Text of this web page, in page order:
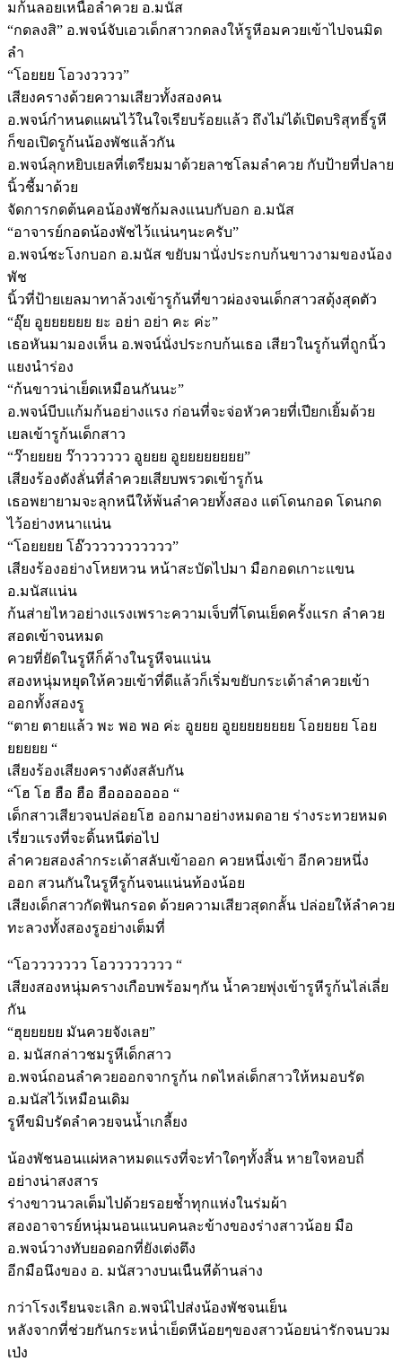
มก้นลอยเหนือลำควย อ.มนัส
“กดลงสิ” อ.พจน์จับเอวเด็กสาวกดลงให้รูหีอมควยเข้าไปจนมิด
ลำ
“โอยยย โอวงวววว”
เสียงครางด้วยความเสียวทั้งสองคน
อ.พจน์กำหนดแผนไว้ในใจเรียบร้อยแล้ว ถึงไม่ได้เปิดบริสุทธิ์รูหี
ก็ขอเปิดรูก้นน้องพัชแล้วกัน
อ.พจน์ลุกหยิบเยลที่เตรียมมาด้วยลาชโลมลำควย กับป้ายที่ปลาย
นิ้วชี้มาด้วย
จัดการกดต้นคอน้องพัชก้มลงแนบกับอก อ.มนัส
“อาจารย์กอดน้องพัชไว้แน่นๆนะครับ”
อ.พจน์ชะโงกบอก อ.มนัส ขยับมานั่งประกบก้นขาวงามของน้อง
พัช
นิ้วที่ป้ายเยลมาทาล้วงเข้ารูก้นที่ขาวผ่องจนเด็กสาวสดุ้งสุดตัว
“อุ๊ย อูยยยยยย ยะ อย่า อย่า คะ ค่ะ”
เธอหันมามองเห็น อ.พจน์นั่งประกบก้นเธอ เสียวในรูก้นที่ถูกนิ้ว
แยงนำร่อง
“ก้นขาวน่าเย็ดเหมือนกันนะ”
อ.พจน์บีบแก้มก้นอย่างแรง ก่อนที่จะจ่อหัวควยที่เปียกเยิ้มด้วย
เยลเข้ารูก้นเด็กสาว
“ว๊ายยยย ว๊าวววววว อูยยย อูยยยยยยยย”
เสียงร้องดังลั่นที่ลำควยเสียบพรวดเข้ารูก้น
เธอพยายามจะลุกหนีให้พ้นลำควยทั้งสอง แต่โดนกอด โดนกด
ไว้อย่างหนาแน่น
“โอยยยย โอ๊ววววววววววว”
เสียงร้องอย่างโหยหวน หน้าสะบัดไปมา มือกอดเกาะแขน
อ.มนัสแน่น
ก้นส่ายไหวอย่างแรงเพราะความเจ็บที่โดนเย็ดครั้งแรก ลำควย
สอดเข้าจนหมด
ควยที่ยัดในรูหีก็ค้างในรูหีจนแน่น
สองหนุ่มหยุดให้ควยเข้าที่ดีแล้วก็เริ่มขยับกระเด้าลำควยเข้า
ออกทั้งสองรู
“ตาย ตายแล้ว พะ พอ พอ ค่ะ อูยยย อูยยยยยยยย โอยยยย โอย
ยยยยย “
เสียงร้องเสียงครางดังสลับกัน
“โฮ โฮ ฮือ ฮือ ฮือออออออ “
เด็กสาวเสียวจนปล่อยโฮ ออกมาอย่างหมดอาย ร่างระทวยหมด
เรี่ยวแรงที่จะดิ้นหนีต่อไป
ลำควยสองลำกระเด้าสลับเข้าออก ควยหนึ่งเข้า อีกควยหนึ่ง
ออก สวนกันในรูหีรูก้นจนแน่นท้องน้อย
เสียงเด็กสาวกัดฟันกรอด ด้วยความเสียวสุดกลั้น ปล่อยให้ลำควย
ทะลวงทั้งสองรูอย่างเต็มที่
“โอววววววว โอวววววววว “
เสียงสองหนุ่มครางเกือบพร้อมๆกัน น้ำควยพุ่งเข้ารูหีรูก้นไล่เลี่ย
กัน
“ฮุยยยยย มันควยจังเลย”
อ. มนัสกล่าวชมรูหีเด็กสาว
อ.พจน์ถอนลำควยออกจากรูก้น กดไหล่เด็กสาวให้หมอบรัด
อ.มนัสไว้เหมือนเดิม
รูหีขมิบรัดลำควยจนน้ำเกลี้ยง
น้องพัชนอนแผ่หลาหมดแรงที่จะทำใดๆทั้งสิ้น หายใจหอบถี่
อย่างน่าสงสาร
ร่างขาวนวลเต็มไปด้วยรอยช้ำทุกแห่งในร่มผ้า
สองอาจารย์หนุ่มนอนแนบคนละข้างของร่างสาวน้อย มือ
อ.พจน์วางทับยอดอกที่ยังเต่งตึง
อีกมือนึงของ อ. มนัสวางบนเนืนหีด้านล่าง
กว่าโรงเรียนจะเลิก อ.พจน์ไปส่งน้องพัชจนเย็น
หลังจากที่ช่วยกันกระหน่ำเย็ดหีน้อยๆของสาวน้อยน่ารักจนบวม
เป่ง